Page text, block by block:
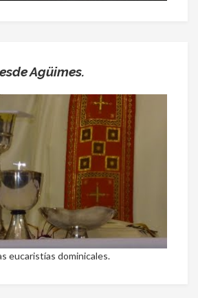
Agüimes.
eucaristías dominicales.